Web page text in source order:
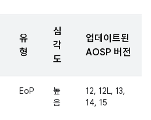
유
형
심
각
도
업데이트된
AOSP 버전
EoP
높
음
12, 12L, 13,
14, 15